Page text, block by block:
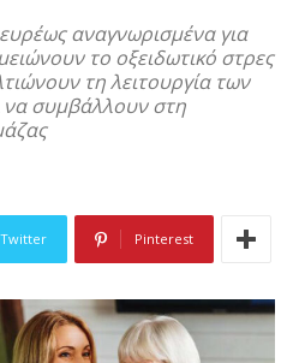
αναγνωρισμένα για
το οξειδωτικό στρες
τη λειτουργία των
να συμβάλλουν στη
Twitter Pinterest